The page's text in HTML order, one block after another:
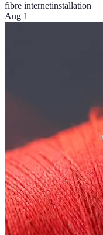
fibre internetinstallation
Aug 1